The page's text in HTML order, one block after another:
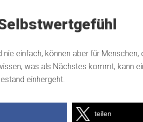
nie einfach, können aber für
was als Nächstes kommt, kann
einhergeht.
teilen